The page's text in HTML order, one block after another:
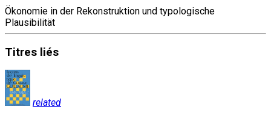
Ökonomie in der Rekonstruktion und typologische
Plausibilität
Titres liés
related